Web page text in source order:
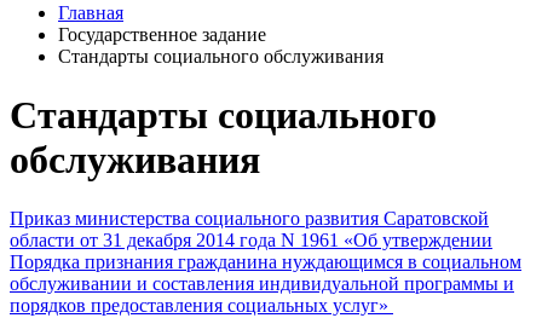
Главная
Государственное задание
Стандарты социального обслуживания
Стандарты социального
обслуживания
Приказ министерства социального развития Саратовской
области от 31 декабря 2014 года N 1961 «Об утверждении
Порядка признания гражданина нуждающимся в социальном
обслуживании и составления индивидуальной программы и
порядков предоставления социальных услуг»